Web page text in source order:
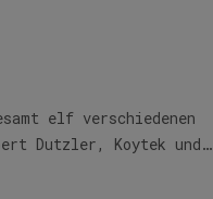
elf verschiedenen
Dutzler, Koytek und…